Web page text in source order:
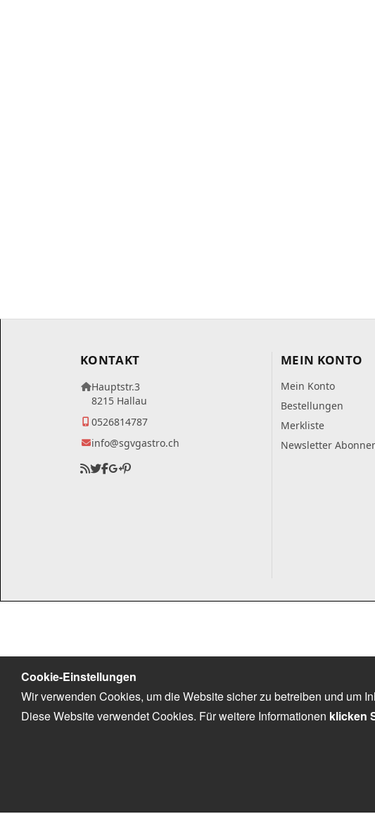
KONTAKT
Hauptstr.3
8215 Hallau
0526814787
info@sgvgastro.ch
MEIN KONTO
Mein Konto
Bestellungen
Merkliste
Newsletter
Cookie-Einstellungen
Wir verwenden Cookies, um die Website sicher zu betreiben und um
Diese Website verwendet Cookies. Für weitere Informationen klicken